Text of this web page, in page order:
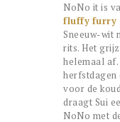
NoNo it is
fluffy furry
Sneeuw-wit
rits. Het
helemaal
herfstdagen
voor de
draagt Sui
NoNo met